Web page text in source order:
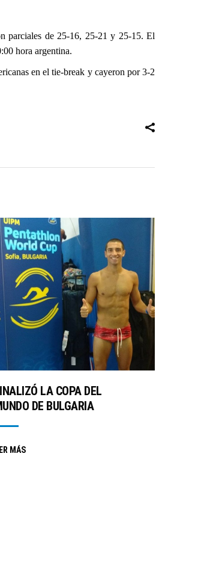
parciales de 25-16, 25-21 y 25-15. El
hora argentina.
en el tie-break y cayeron por 3-2
LA COPA DEL
DE BULGARIA
MÁS